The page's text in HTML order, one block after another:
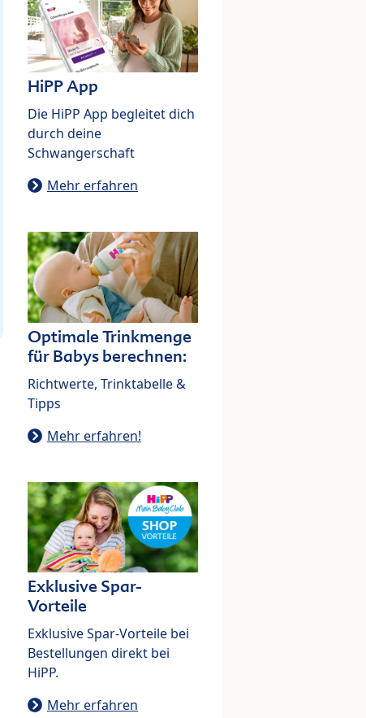
HiPP App
Die HiPP App begleitet dich
durch deine
Schwangerschaft
Mehr erfahren
Optimale Trinkmenge
für Babys berechnen:
Richtwerte, Trinktabelle &
Tipps
Mehr erfahren!
Exklusive Spar-
Vorteile
Exklusive Spar-Vorteile bei
Bestellungen direkt bei
HiPP.
Mehr erfahren